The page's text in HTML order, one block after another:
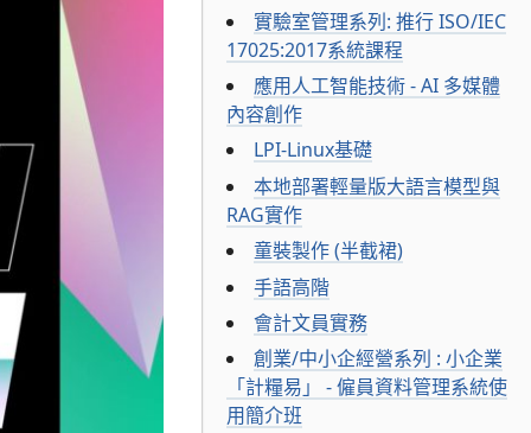
實驗室管理系列: 推行 ISO/IEC
17025:2017系統課程
應用人工智能技術 - AI 多媒體
內容創作
LPI-Linux基礎
本地部署輕量版大語言模型與
RAG實作
童裝製作 (半截裙)
手語高階
會計文員實務
創業/中小企經營系列 : 小企業
「計糧易」 - 僱員資料管理系統使
用簡介班